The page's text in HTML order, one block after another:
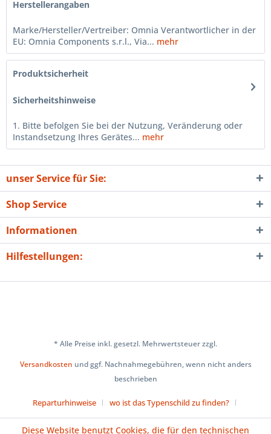
Herstellerangaben
Marke/Hersteller/Vertreiber: Omnia Verantwortlicher in der
EU: Omnia Components s.r.l., Via... mehr
Produktsicherheit
Sicherheitshinweise
1. Bitte befolgen Sie bei der Nutzung, Veränderung oder
Instandsetzung Ihres Gerätes... mehr
unser Service für Sie:
Shop Service
Informationen
Hilfestellungen:
* Alle Preise inkl. gesetzl. Mehrwertsteuer zzgl.
Versandkosten und ggf. Nachnahmegebühren, wenn nicht anders
beschrieben
Reparturhinweise
wo ist das Typenschild zu finden?
Diese Website benutzt Cookies, die für den technischen